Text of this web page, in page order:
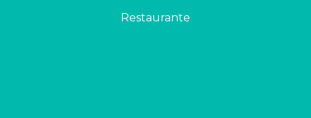
Restaurante